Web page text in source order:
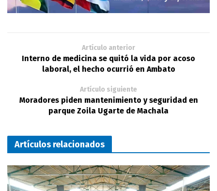
Artículo anterior
Interno de medicina se quitó la vida por acoso
laboral, el hecho ocurrió en Ambato
Artículo siguiente
Moradores piden mantenimiento y seguridad en
parque Zoila Ugarte de Machala
Artículos relacionados